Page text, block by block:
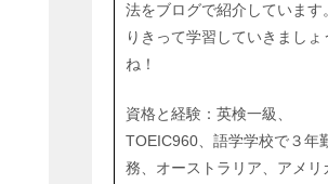
法をブログで紹介しています
りきって学習していきましょ
ね！
資格と経験：英検一級、
TOEIC960、語学学校で３年
務、オーストラリア、アメリ